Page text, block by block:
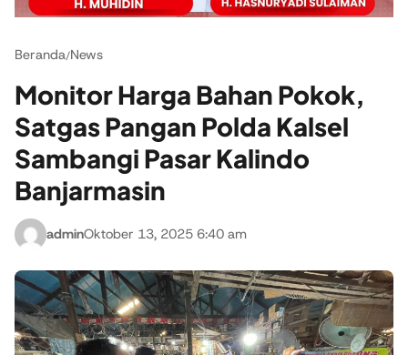
Beranda/News
Monitor Harga Bahan Pokok,
Satgas Pangan Polda Kalsel
Sambangi Pasar Kalindo
Banjarmasin
adminOktober 13, 2025 6:40 am